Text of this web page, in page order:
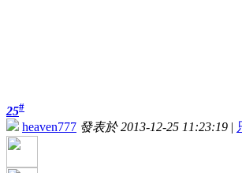
25#
heaven777 發表於 2013-12-25 11:23:19 |